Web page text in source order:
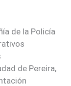
de la Policía
de Pereira,